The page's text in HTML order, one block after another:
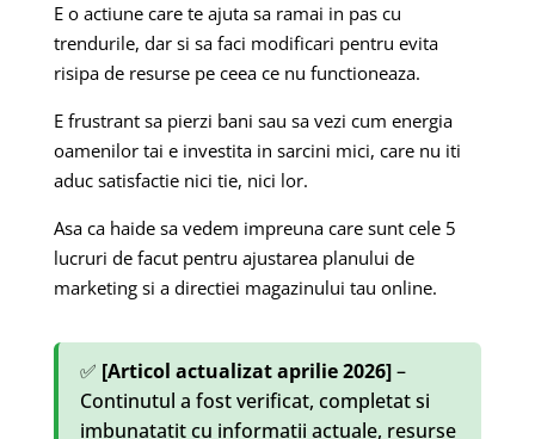
E o actiune care te ajuta sa ramai in pas cu
trendurile, dar si sa faci modificari pentru evita
risipa de resurse pe ceea ce nu functioneaza.
E frustrant sa pierzi bani sau sa vezi cum energia
oamenilor tai e investita in sarcini mici, care nu iti
aduc satisfactie nici tie, nici lor.
Asa ca haide sa vedem impreuna care sunt cele 5
lucruri de facut pentru ajustarea planului de
marketing si a directiei magazinului tau online.
✅ [Articol actualizat aprilie 2026]–
Continutul a fost verificat, completat si
imbunatatit cu informatii actuale, resurse